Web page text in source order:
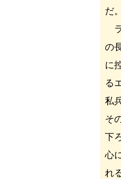
だ。
の
に
る
私
そ
下
心
れ